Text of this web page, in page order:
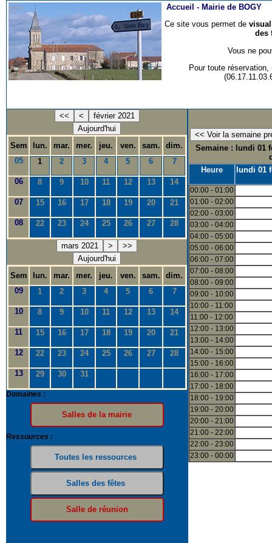
Accueil - Mairie de BOGY
Ce site vous permet de
des
Vous ne
Pour toute
<< <
février 2021
Aujourd'hui
Sem
lun. mar. mer. jeu. ven. sam.
dim.
05
1 2 3 4 5 6 7
06 8 9 10 11 12 13 14
07 15 16 17 18 19 20 21
08 22 23 24 25 26 27 28
mars 2021 >
>>
Aujourd'hui
Sem
lun. mar. mer. jeu. ven. sam.
dim.
09
1 2 3 4 5 6 7
10 8 9 10 11 12 13 14
11 15 16 17 18 19 20 21
12 22 23 24 25 26 27 28
13 29 30 31
Domaines :
Ressources :
Semaine : lundi 01
Heure
lundi 01
00:00 - 01:00
01:00 - 02:00
02:00 - 03:00
03:00 - 04:00
04:00 - 05:00
05:00 - 06:00
06:00 - 07:00
07:00 - 08:00
08:00 - 09:00
09:00 - 10:00
10:00 - 11:00
11:00 - 12:00
12:00 - 13:00
13:00 - 14:00
14:00 - 15:00
15:00 - 16:00
16:00 - 17:00
17:00 - 18:00
18:00 - 19:00
19:00 - 20:00
20:00 - 21:00
21:00 - 22:00
22:00 - 23:00
23:00 - 00:00